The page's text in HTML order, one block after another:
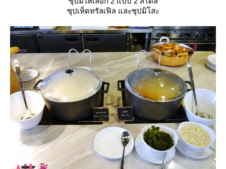
ซุปเห็ดทรัลเฟิล และซุปมิโสะ